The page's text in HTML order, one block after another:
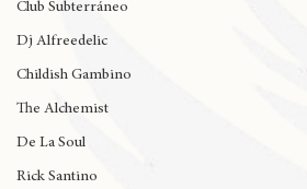
Club Subterráneo
Dj Alfreedelic
Childish Gambino
The Alchemist
De La Soul